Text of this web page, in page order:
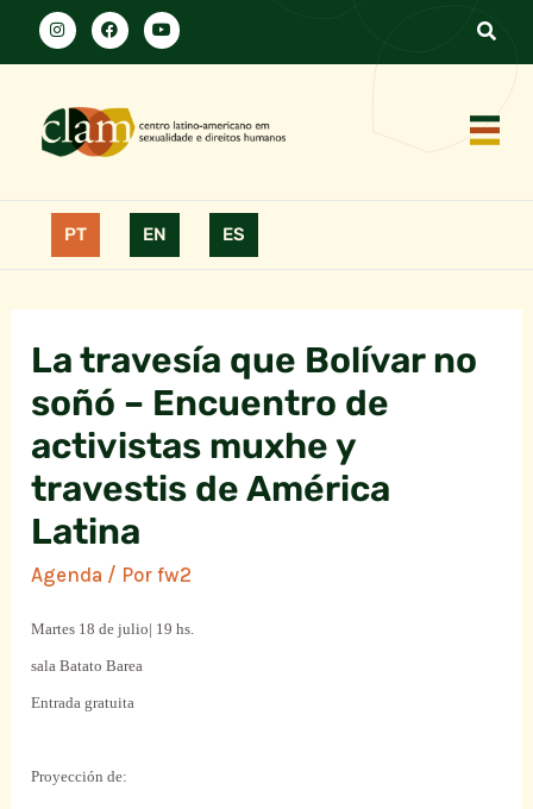
PT EN ES
La travesía que Bolívar no
soñó – Encuentro de
activistas muxhe y
travestis de América
Latina
Agenda / Porfw2
Martes 18 de julio| 19 hs.
sala Batato Barea
Entrada gratuita
Proyección de: